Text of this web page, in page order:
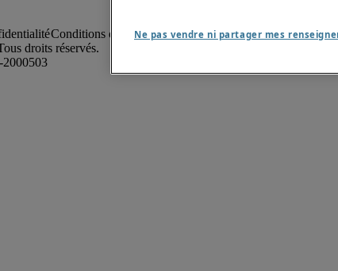
Conditions d’utilisation Rapport sur l'esclavage moderne
droits réservés.
Ne pas vendre ni partager mes